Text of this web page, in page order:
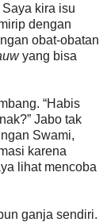
kira isu
dengan
obat-obatan
yang bisa
“Habis
Jabo tak
Swami,
karena
lihat mencoba
ganja sendiri.